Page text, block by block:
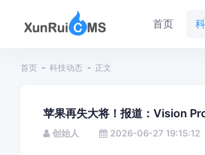
首页
首页 科技动态 正文
苹果再失大将！报道：Vision
创始人 2026-06-27 19:15:12